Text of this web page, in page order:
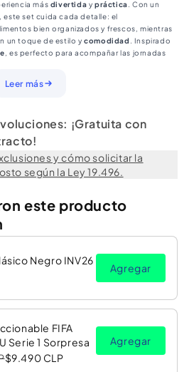
más divertida ypráctica . Con un
, este set cuida cada detalle: el
bien organizados y frescos, mientras
un toque de estilo ycomodidad
. Inspirado
, es perfecto para acompañar las jornadas
Leer más
¡Gratuita con
y cómo solicitar la
según la Ley 19.496.
este producto
Negro INV26
Agregar
FIFA
Serie 1 Sorpresa
$9.490 CLP
Agregar